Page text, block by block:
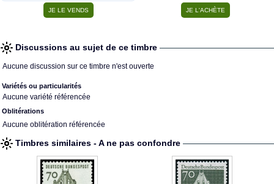
Discussions au sujet de ce timbre
Aucune discussion sur ce timbre n'est ouverte
Variétés ou particularités
Aucune variété référencée
Oblitérations
Aucune oblitération référencée
Timbres similaires - A ne pas confondre